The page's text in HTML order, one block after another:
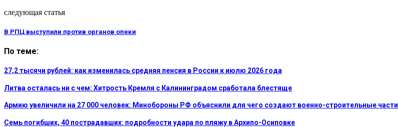
следующая статья
В РПЦ выступили против органов опеки
По теме:
27,2 тысячи рублей: как изменилась средняя пенсия в России к июлю 2026 года
Литва осталась ни с чем: Хитрость Кремля с Калининградом сработала блестяще
Армию увеличили на 27 000 человек: Минобороны РФ объяснили для чего создают военно-строительные части
Семь погибших, 40 пострадавших: подробности удара по пляжу в Архипо-Осиповке